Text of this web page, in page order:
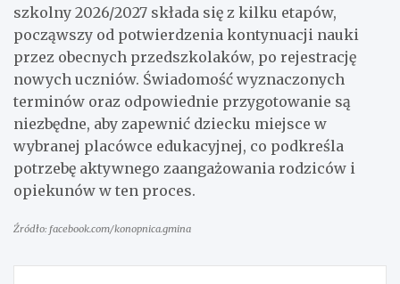
szkolny 2026/2027 składa się z kilku etapów,
począwszy od potwierdzenia kontynuacji nauki
przez obecnych przedszkolaków, po rejestrację
nowych uczniów. Świadomość wyznaczonych
terminów oraz odpowiednie przygotowanie są
niezbędne, aby zapewnić dziecku miejsce w
wybranej placówce edukacyjnej, co podkreśla
potrzebę aktywnego zaangażowania rodziców i
opiekunów w ten proces.
Źródło: facebook.com/konopnica.gmina